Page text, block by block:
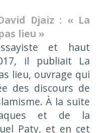
Djaiz : « La
lieu »
et haut
il publiait La
lieu, ouvrage qui
des discours de
À la suite
et de la
Paty, et en cet